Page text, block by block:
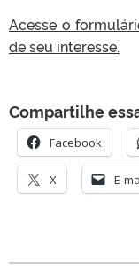
Acesse o
de seu interesse.
Compartilhe
Facebook
X E-